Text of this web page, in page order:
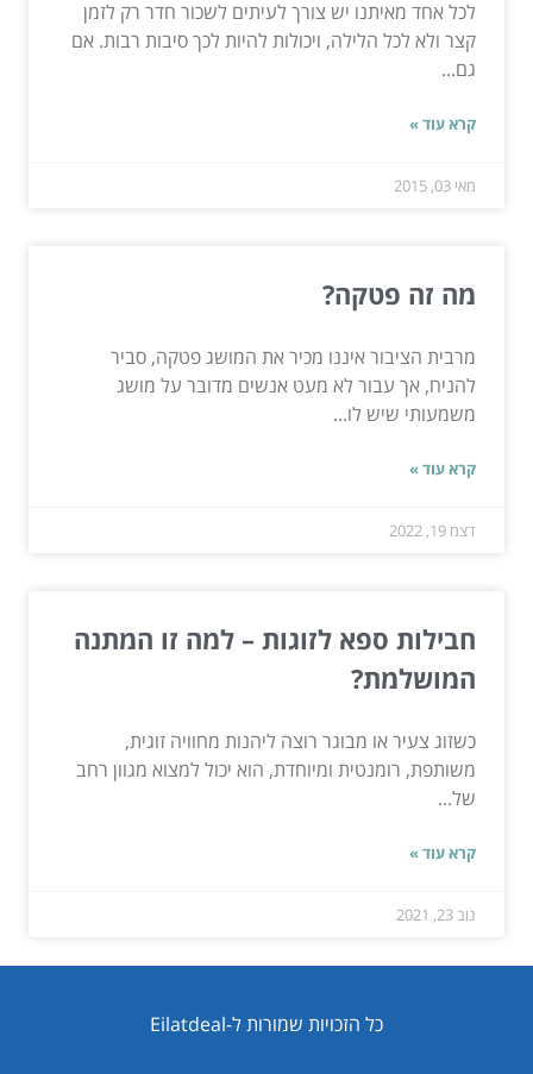
לכל אחד מאיתנו יש צורך לעיתים לשכור חדר רק לזמן
קצר ולא לכל הלילה, ויכולות להיות לכך סיבות רבות. אם
גם...
קרא עוד »
מאי 03, 2015
מה זה פטקה?
מרבית הציבור איננו מכיר את המושג פטקה, סביר
להניח, אך עבור לא מעט אנשים מדובר על מושג
משמעותי שיש לו...
קרא עוד »
דצמ 19, 2022
חבילות ספא לזוגות – למה זו המתנה
המושלמת?
כשזוג צעיר או מבוגר רוצה ליהנות מחוויה זוגית,
משותפת, רומנטית ומיוחדת, הוא יכול למצוא מגוון רחב
של...
קרא עוד »
נוב 23, 2021
כל הזכויות שמורות ל-Eilatdeal